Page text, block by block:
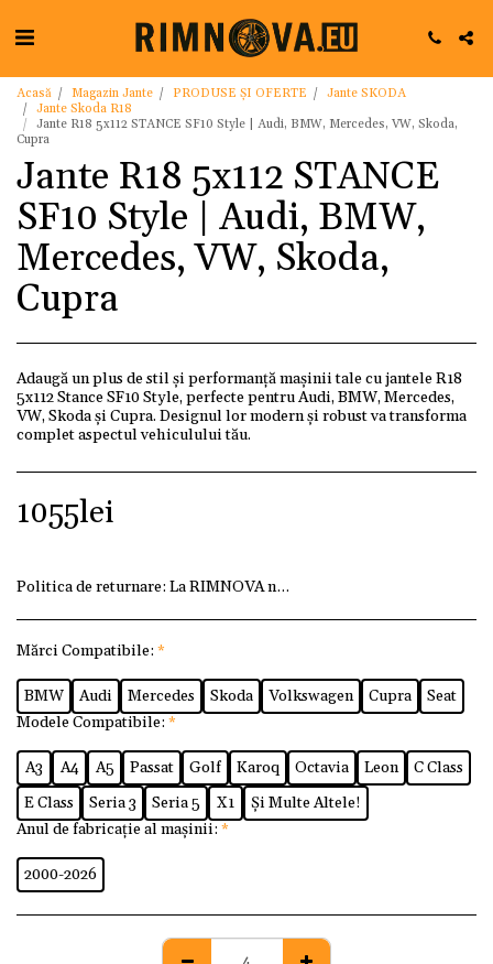
Acasă Magazin Jante PRODUSE ȘI OFERTE
Jante SKODA
Jante Skoda R18
Jante R18 5x112 STANCE SF10 Style | Audi, BMW, Mercedes, VW, Skoda,
Cupra
Jante R18 5x112 STANCE
SF10 Style | Audi, BMW,
Mercedes, VW, Skoda,
Cupra
Adaugă un plus de stil și performanță mașinii tale cu jantele R18
5x112 Stance SF10 Style, perfecte pentru Audi, BMW, Mercedes,
VW, Skoda și Cupra. Designul lor modern și robust va transforma
complet aspectul vehiculului tău.
1055lei
Politica de returnare: La RIMNOVA ne dorim ca fiecare
Mărci Compatibile: *
BMW Audi Mercedes Skoda Volkswagen Cupra
Seat
Modele Compatibile: *
A3 A4 A5 Passat Golf Karoq Octavia Leon
C Class
E Class
Seria 3 Seria 5 X1
Și Multe Altele!
Anul de fabricație al mașinii: *
2000-2026